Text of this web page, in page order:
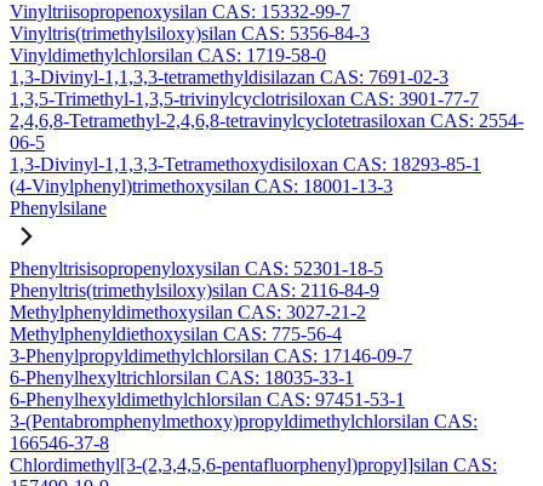
Vinyltriisopropenoxysilan CAS: 15332-99-7
Vinyltris(trimethylsiloxy)silan CAS: 5356-84-3
Vinyldimethylchlorsilan CAS: 1719-58-0
1,3-Divinyl-1,1,3,3-tetramethyldisilazan CAS: 7691-02-3
1,3,5-Trimethyl-1,3,5-trivinylcyclotrisiloxan CAS: 3901-77-7
2,4,6,8-Tetramethyl-2,4,6,8-tetravinylcyclotetrasiloxan CAS: 2554-
06-5
1,3-Divinyl-1,1,3,3-Tetramethoxydisiloxan CAS: 18293-85-1
(4-Vinylphenyl)trimethoxysilan CAS: 18001-13-3
Phenylsilane
Phenyltrisisopropenyloxysilan CAS: 52301-18-5
Phenyltris(trimethylsiloxy)silan CAS: 2116-84-9
Methylphenyldimethoxysilan CAS: 3027-21-2
Methylphenyldiethoxysilan CAS: 775-56-4
3-Phenylpropyldimethylchlorsilan CAS: 17146-09-7
6-Phenylhexyltrichlorsilan CAS: 18035-33-1
6-Phenylhexyldimethylchlorsilan CAS: 97451-53-1
3-(Pentabromphenylmethoxy)propyldimethylchlorsilan CAS:
166546-37-8
Chlordimethyl[3-(2,3,4,5,6-pentafluorphenyl)propyl]silan CAS: